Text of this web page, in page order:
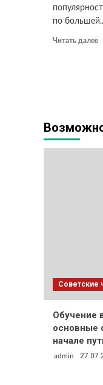
по
Читать далее
Советские
Обучение
основные
начале
admin